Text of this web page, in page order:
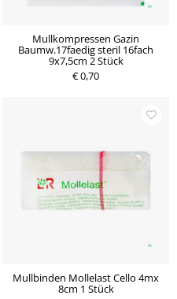
Mullkompressen Gazin
Baumw.17faedig steril 16fach
9x7,5cm 2 Stück
€ 0,70
Mullbinden Mollelast Cello 4mx
8cm 1 Stück